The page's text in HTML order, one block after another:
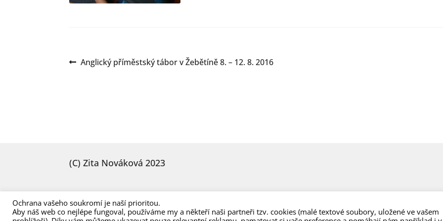
Navigace
Předchozí
Anglický příměstský tábor v Žebětíně 8. – 12. 8. 2016
(C) Zita Nováková 2023
Ochrana vašeho soukromí je naší prioritou.
Aby náš web co nejlépe fungoval, používáme my a někteří naši partneři tzv. cookies (malé textové soubory, uložené ve vašem